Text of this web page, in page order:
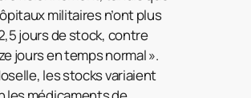
militaires n’ont plus
jours de stock, contre
jours en temps normal ».
les stocks variaient